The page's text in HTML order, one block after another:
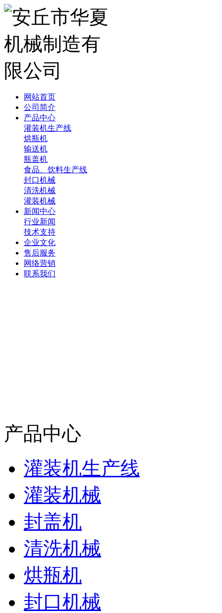
网站首页
公司简介
产品中心
灌装机生产线
烘瓶机
输送机
瓶盖机
食品、饮料生产线
封口机械
清洗机械
灌装机械
新闻中心
行业新闻
技术支持
企业文化
售后服务
网络营销
联系我们
产品中心
灌装机生产线
灌装机械
封盖机
清洗机械
烘瓶机
封口机械